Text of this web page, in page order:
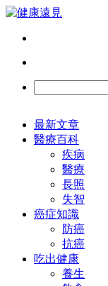
最新文章
醫療百科
疾病
醫療
長照
失智
癌症知識
防癌
抗癌
吃出健康
養生